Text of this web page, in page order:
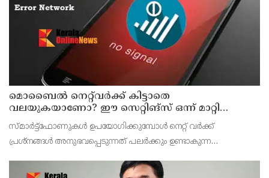
മൊബൈൽ നെറ്റ്‌വർക്ക് കിട്ടാതെ
വലയുകയാണോ? ഈ സെറ്റിങ്‌സ് ഒന്ന് മാറ്റി
നോക്കൂ
സ്മാർട്ട്ഫോണുകൾ ഉപയോഗിക്കുമ്പോൾ നെറ്റ് വർക്ക്
പ്രശ്നങ്ങൾ അനുഭവപ്പെടുന്നത് പലർക്കും ഉണ്ടാകുന്ന
ഡ്രോപ്പുകളും മറ്റൊരു പ്രശ്‌നമാണ്. വീടിനുള്ളിൽ, ബേസ്മെ